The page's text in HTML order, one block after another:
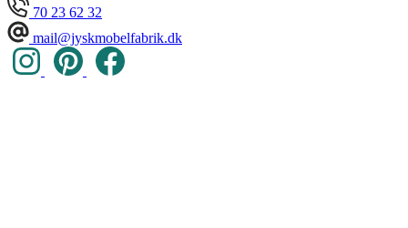
70 23 62 32
mail@jyskmobelfabrik.dk